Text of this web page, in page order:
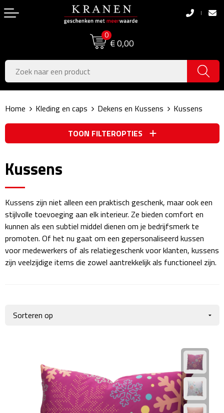
0
€ 0,00
Boodschappentassen
Boodschappentassen
Jute tassen
Katoenen draagtassen
Opvouwbare tassen
Schoudertassen
Zakelijke Tassen
Business trolleys
Documententassen
Reistassen
Trolleys
Pasen
Koningsdag
Zomer
Voetbal, EK & WK
Kerstpakketten
Geboorte- & Kraamcadeau's
Giftcards
Wellness Giftsets
Home Kleding en caps Dekens en Kussens Kussens
TOON FILTEROPTIES
Kussens
Kussens zijn niet alleen een praktisch geschenk, maar ook een
stijlvolle toevoeging aan elk interieur. Ze bieden comfort en
kunnen als een subtiel middel dienen om je bedrijfsmerk te
promoten. Of het nu gaat om een gepersonaliseerd kussen
voor medewerkers of als relatiegeschenk voor klanten, kussens
zijn veelzijdige items die zowel aantrekkelijk als functioneel zijn.